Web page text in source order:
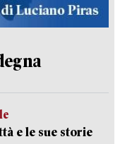
e le sue storie